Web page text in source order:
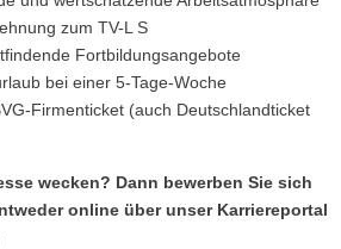
zum TV-L S
Fortbildungsangebote
bei einer 5-Tage-Woche
Firmenticket (auch Deutschlandticket
wecken? Dann bewerben Sie sich
online über unser Karriereportal